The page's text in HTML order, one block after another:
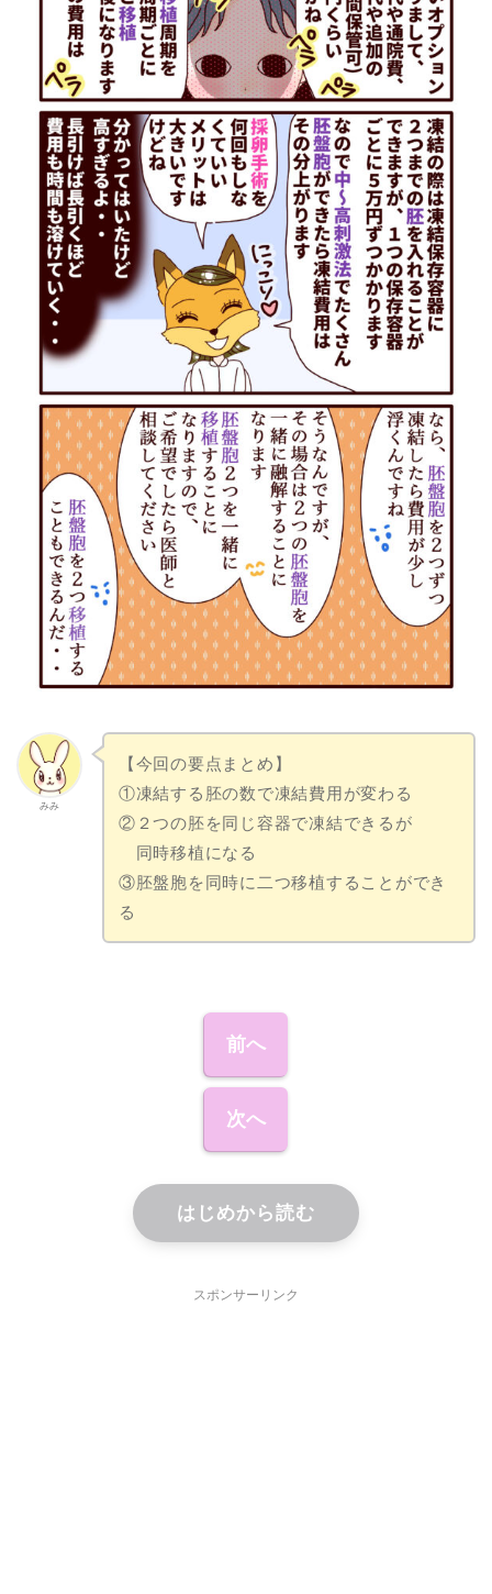
みみ
【今回の要点まとめ】
①凍結する胚の数で凍結費用が変わる
②２つの胚を同じ容器で凍結できるが
同時移植になる
③胚盤胞を同時に二つ移植することができ
る
前へ
次へ
はじめから読む
スポンサーリンク